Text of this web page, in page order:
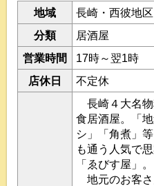
地域
長崎・西彼地区
分類
居酒屋
営業時間
17時～翌1時
店休日
不定休
長崎４大名物
食居酒屋。「
シ」「角煮」
も通う人気で
「ゑびす屋」。
地元のお客さ